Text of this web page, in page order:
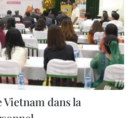
Vietnam dans la